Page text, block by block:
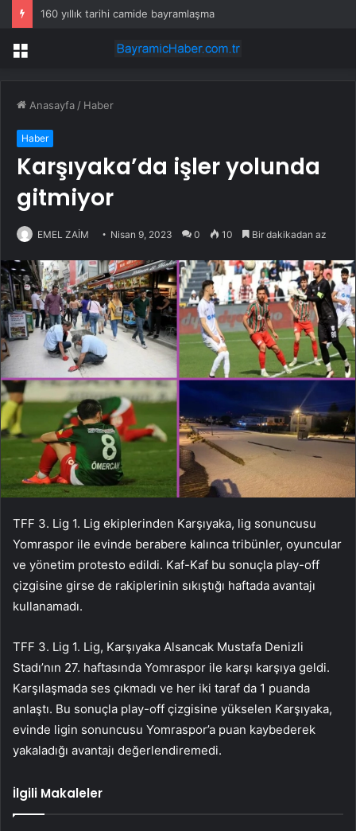
160 yıllık tarihi camide bayramlaşma
Menü
Anasayfa / Haber
Haber
Karşıyaka’da işler yolunda
gitmiyor
EMEL ZAİM Nisan 9, 2023 0 10 Bir dakikadan az
TFF 3. Lig 1. Lig ekiplerinden Karşıyaka, lig sonuncusu
Yomraspor ile evinde berabere kalınca tribünler, oyuncular
ve yönetim protesto edildi. Kaf-Kaf bu sonuçla play-off
çizgisine girse de rakiplerinin sıkıştığı haftada avantajı
kullanamadı.
TFF 3. Lig 1. Lig, Karşıyaka Alsancak Mustafa Denizli
Stadı’nın 27. haftasında Yomraspor ile karşı karşıya geldi.
Karşılaşmada ses çıkmadı ve her iki taraf da 1 puanda
anlaştı. Bu sonuçla play-off çizgisine yükselen Karşıyaka,
evinde ligin sonuncusu Yomraspor’a puan kaybederek
yakaladığı avantajı değerlendiremedi.
İlgili Makaleler